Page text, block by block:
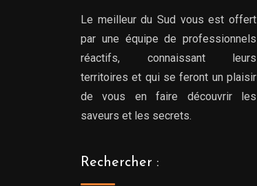
Le meilleur du Sud vous est offert
par une équipe de professionnels
réactifs, connaissant leurs
territoires et qui se feront un plaisir
de vous en faire découvrir les
saveurs et les secrets.
Rechercher :